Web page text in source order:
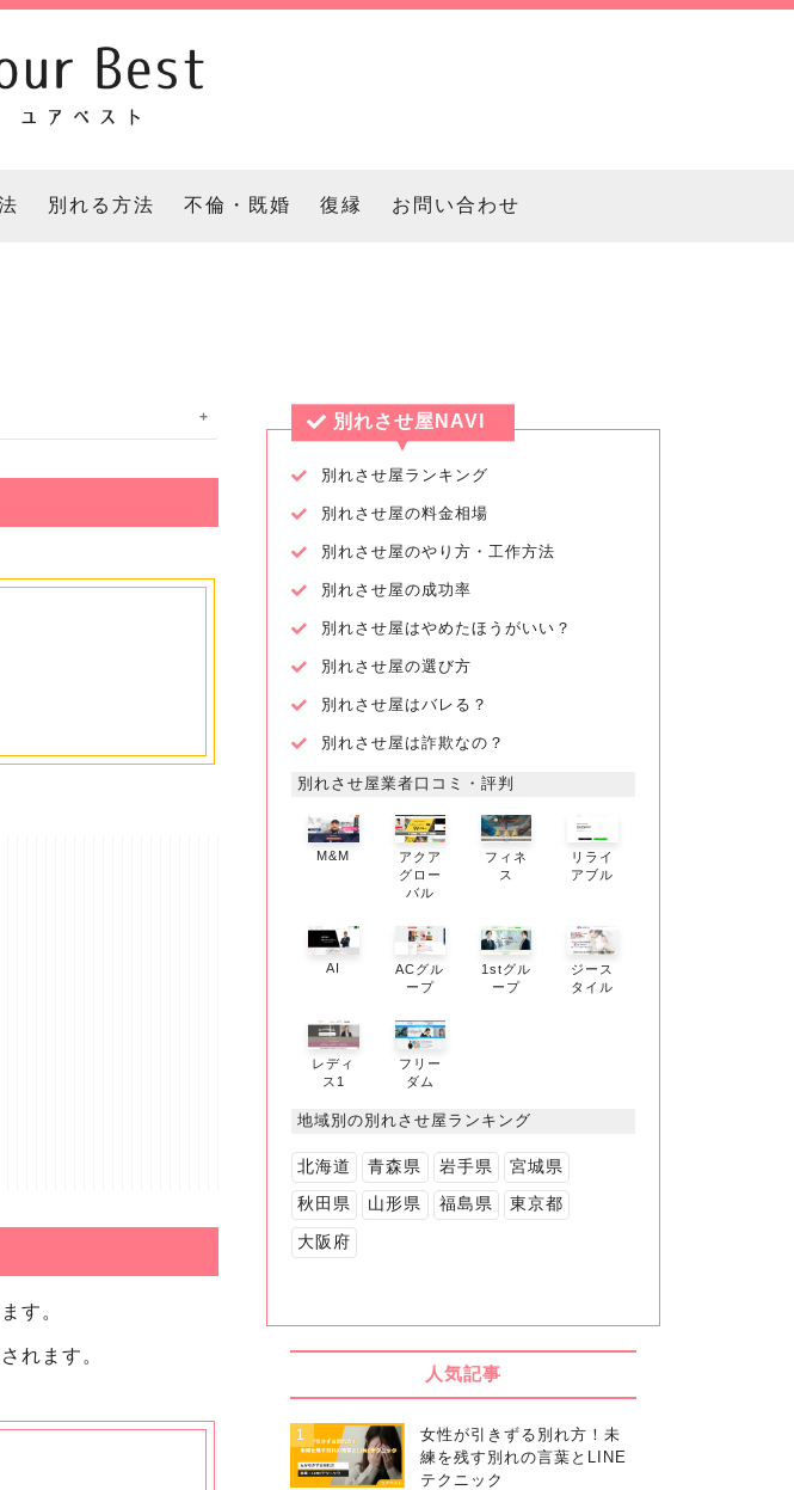
別れる方法 不倫・既婚 復縁 お問い合わせ
す。
れます。
別れさせ屋NAVI
別れさせ屋ランキング
別れさせ屋の料金相場
別れさせ屋のやり方・工作方法
別れさせ屋の成功率
別れさせ屋はやめたほうがいい？
別れさせ屋の選び方
別れさせ屋はバレる？
別れさせ屋は詐欺なの？
別れさせ屋業者口コミ・評判
M&M
アクア
グロー
バル
フィネ
ス
リライ
アブル
AI
ACグル
ープ
1stグル
ープ
ジース
タイル
レディ
ス1
フリー
ダム
地域別の別れさせ屋ランキング
北海道 青森県 岩手県
宮城県
秋田県
山形県 福島県
東京都
大阪府
人気記事
1
女性が引きずる別れ方！未
練を残す別れの言葉とLINE
テクニック